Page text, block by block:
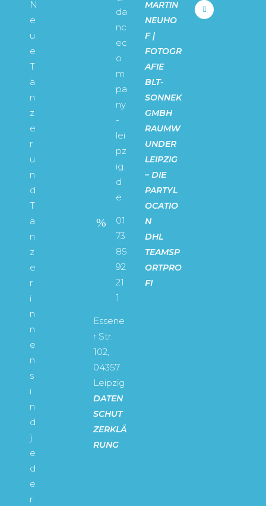
N
e
u
e
T
ä
n
z
e
r
u
n
d
T
ä
n
z
e
r
i
n
n
e
n
s
i
n
d
j
e
d
e
r
da
nc
ec
o
m
pa
ny
-
lei
pz
ig.
d
e
01
73
85
92
21
1
Essene
r Str.
102,
04357
Leipzig
DATEN
SCHUT
ZERKLÄ
RUNG
MARTIN
NEUHO
F |
FOTOGR
AFIE
BLT-
SONNEK
GMBH
RAUMW
UNDER
LEIPZIG
– DIE
PARTYL
OCATIO
N
DHL
TEAMSP
ORTPRO
FI